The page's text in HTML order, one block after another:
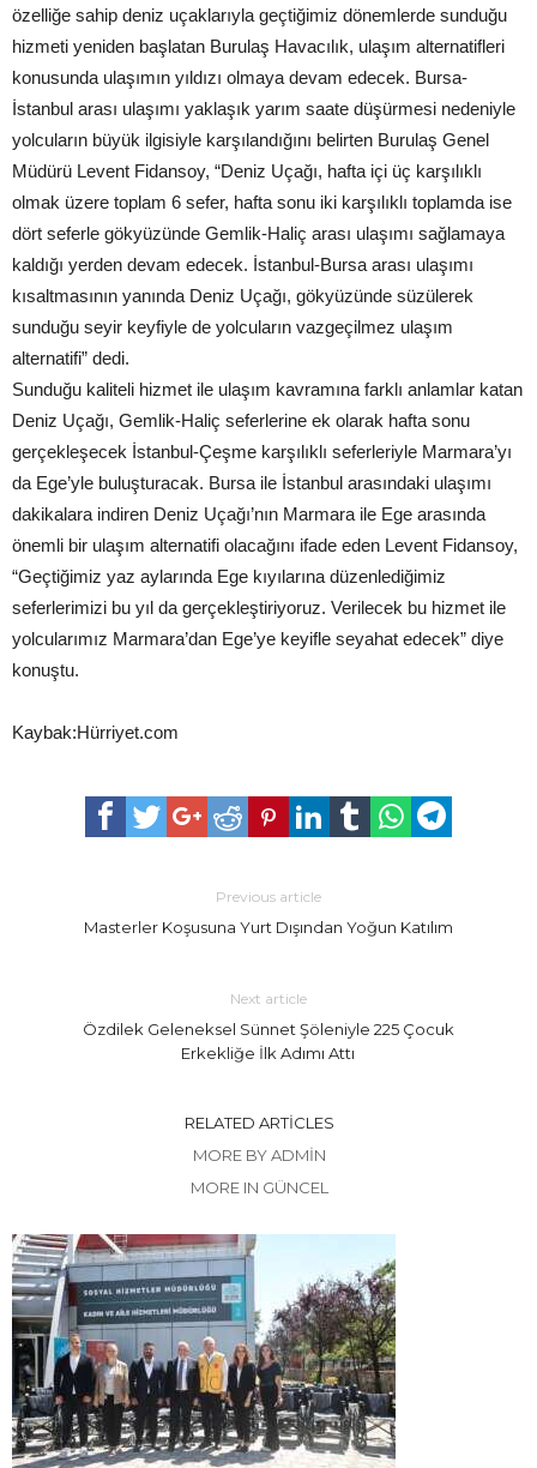
özelliğe sahip deniz uçaklarıyla geçtiğimiz dönemlerde sunduğu
hizmeti yeniden başlatan Burulaş Havacılık, ulaşım alternatifleri
konusunda ulaşımın yıldızı olmaya devam edecek. Bursa-
İstanbul arası ulaşımı yaklaşık yarım saate düşürmesi nedeniyle
yolcuların büyük ilgisiyle karşılandığını belirten Burulaş Genel
Müdürü Levent Fidansoy, “Deniz Uçağı, hafta içi üç karşılıklı
olmak üzere toplam 6 sefer, hafta sonu iki karşılıklı toplamda ise
dört seferle gökyüzünde Gemlik-Haliç arası ulaşımı sağlamaya
kaldığı yerden devam edecek. İstanbul-Bursa arası ulaşımı
kısaltmasının yanında Deniz Uçağı, gökyüzünde süzülerek
sunduğu seyir keyfiyle de yolcuların vazgeçilmez ulaşım
alternatifi” dedi.
Sunduğu kaliteli hizmet ile ulaşım kavramına farklı anlamlar katan
Deniz Uçağı, Gemlik-Haliç seferlerine ek olarak hafta sonu
gerçekleşecek İstanbul-Çeşme karşılıklı seferleriyle Marmara’yı
da Ege’yle buluşturacak. Bursa ile İstanbul arasındaki ulaşımı
dakikalara indiren Deniz Uçağı’nın Marmara ile Ege arasında
önemli bir ulaşım alternatifi olacağını ifade eden Levent Fidansoy,
“Geçtiğimiz yaz aylarında Ege kıyılarına düzenlediğimiz
seferlerimizi bu yıl da gerçekleştiriyoruz. Verilecek bu hizmet ile
yolcularımız Marmara’dan Ege’ye keyifle seyahat edecek” diye
konuştu.
Kaybak:Hürriyet.com
Previous article
Masterler Koşusuna Yurt Dışından Yoğun Katılım
Next article
Özdilek Geleneksel Sünnet Şöleniyle 225 Çocuk
Erkekliğe İlk Adımı Attı
RELATED ARTICLES
MORE BY ADMIN
MORE IN GÜNCEL